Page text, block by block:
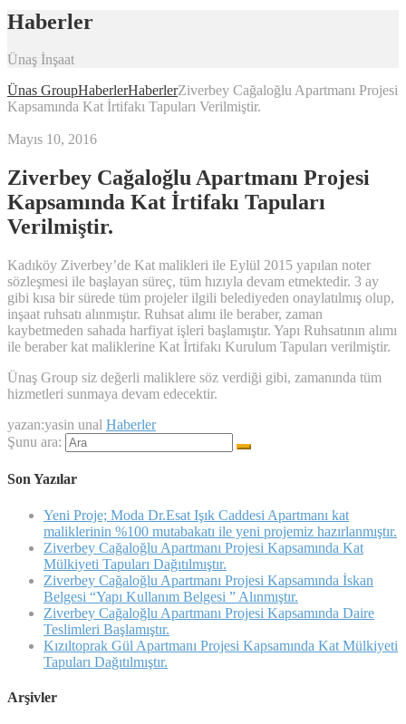
Haberler
Ünaş İnşaat
Ünas GroupHaberlerHaberlerZiverbey Cağaloğlu Apartmanı Projesi
Kapsamında Kat İrtifakı Tapuları Verilmiştir.
Mayıs 10, 2016
Ziverbey Cağaloğlu Apartmanı Projesi
Kapsamında Kat İrtifakı Tapuları
Verilmiştir.
Kadıköy Ziverbey’de Kat malikleri ile Eylül 2015 yapılan noter
sözleşmesi ile başlayan süreç, tüm hızıyla devam etmektedir. 3 ay
gibi kısa bir sürede tüm projeler ilgili belediyeden onaylatılmış olup,
inşaat ruhsatı alınmıştır. Ruhsat alımı ile beraber, zaman
kaybetmeden sahada harfiyat işleri başlamıştır. Yapı Ruhsatının alımı
ile beraber kat maliklerine Kat İrtifakı Kurulum Tapuları verilmiştir.
Ünaş Group siz değerli maliklere söz verdiği gibi, zamanında tüm
hizmetleri sunmaya devam edecektir.
yazan:yasin unal Haberler
Şunu ara:
Son Yazılar
Yeni Proje; Moda Dr.Esat Işık Caddesi Apartmanı kat
maliklerinin %100 mutabakatı ile yeni projemiz hazırlanmıştır.
Ziverbey Cağaloğlu Apartmanı Projesi Kapsamında Kat
Mülkiyeti Tapuları Dağıtılmıştır.
Ziverbey Cağaloğlu Apartmanı Projesi Kapsamında İskan
Belgesi “Yapı Kullanım Belgesi ” Alınmıştır.
Ziverbey Cağaloğlu Apartmanı Projesi Kapsamında Daire
Teslimleri Başlamıştır.
Kızıltoprak Gül Apartmanı Projesi Kapsamında Kat Mülkiyeti
Tapuları Dağıtılmıştır.
Arşivler